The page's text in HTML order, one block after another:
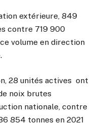
extérieure, 849
contre 719 900
volume en direction
28 unités actives ont
noix brutes
nationale, contre
854 tonnes en 2021